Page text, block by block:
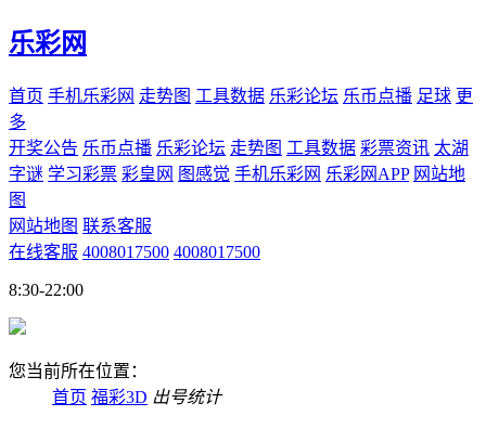
乐彩网
首页 手机乐彩网 走势图 工具数据 乐彩论坛 乐币点播 足球 更
多
开奖公告 乐币点播 乐彩论坛 走势图 工具数据 彩票资讯 太湖
字谜 学习彩票 彩皇网 图感觉 手机乐彩网 乐彩网APP 网站地
图
网站地图 联系客服
在线客服 4008017500 4008017500
8:30-22:00
您当前所在位置：
首页 福彩3D 出号统计